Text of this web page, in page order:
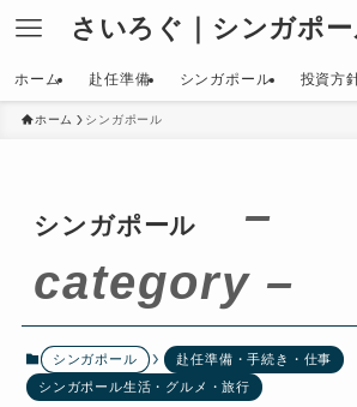
さいろぐ｜シンガポー
ホーム 赴任準備 シンガポール 投資方
ホーム シンガポール
シンガポール
–
category –
シンガポール
赴任準備・手続き・仕事
シンガポール生活・グルメ・旅行